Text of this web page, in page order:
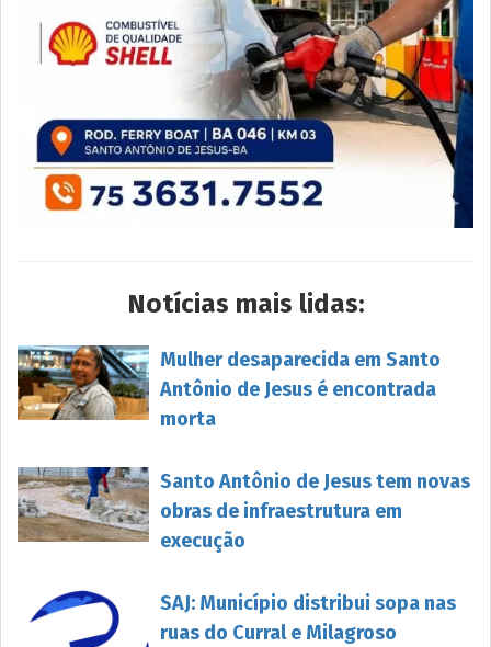
Notícias mais lidas:
Mulher desaparecida em Santo
Antônio de Jesus é encontrada
morta
Santo Antônio de Jesus tem novas
obras de infraestrutura em
execução
SAJ: Município distribui sopa nas
ruas do Curral e Milagroso